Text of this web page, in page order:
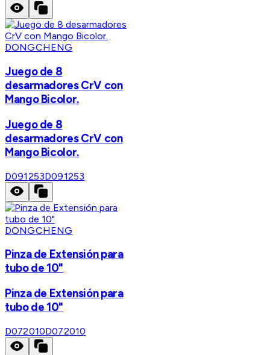
DONGCHENG
Juego de 8
desarmadores CrV con
Mango Bicolor.
Juego de 8
desarmadores CrV con
Mango Bicolor.
D091253D091253
DONGCHENG
Pinza de Extensión para
tubo de 10"
Pinza de Extensión para
tubo de 10"
D072010D072010